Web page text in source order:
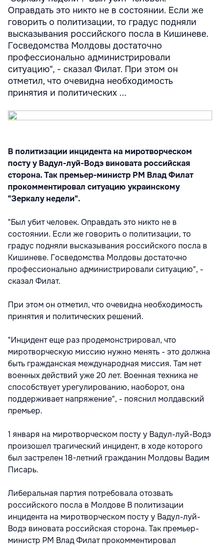
Оправдать это никто не в состоянии. Если же
говорить о политизации, то градус подняли
высказывания российского посла в Кишиневе.
Госведомства Молдовы достаточно
профессионально администрировали
ситуацию", - сказал Филат. При этом он
отметил, что очевидна необходимость
принятия и политических ...
В политизации инцидента на миротворческом
посту у Вадул-луй-Водэ виновата российская
сторона. Так премьер-министр РМ Влад Филат
прокомментировал ситуацию украинскому
"Зеркалу недели".
"Был убит человек. Оправдать это никто не в
состоянии. Если же говорить о политизации, то
градус подняли высказывания российского посла в
Кишиневе. Госведомства Молдовы достаточно
профессионально администрировали ситуацию", -
сказал Филат.
При этом он отметил, что очевидна необходимость
принятия и политических решений.
"Инцидент еще раз продемонстрировал, что
миротворческую миссию нужно менять - это должна
быть гражданская международная миссия. Там нет
военных действий уже 20 лет. Военная техника не
способствует урегулированию, наоборот, она
поддерживает напряжение", - пояснил молдавский
премьер.
1 января на миротворческом посту у Вадул-луй-Водэ
произошел трагический инцидент, в ходе которого
был застрелен 18-летний гражданин Молдовы Вадим
Писарь.
Либеральная партия потребовала отозвать
российского посла в Молдове В политизации
инцидента на миротворческом посту у Вадул-луй-
Водэ виновата российская сторона. Так премьер-
министр РМ Влад Филат прокомментировал